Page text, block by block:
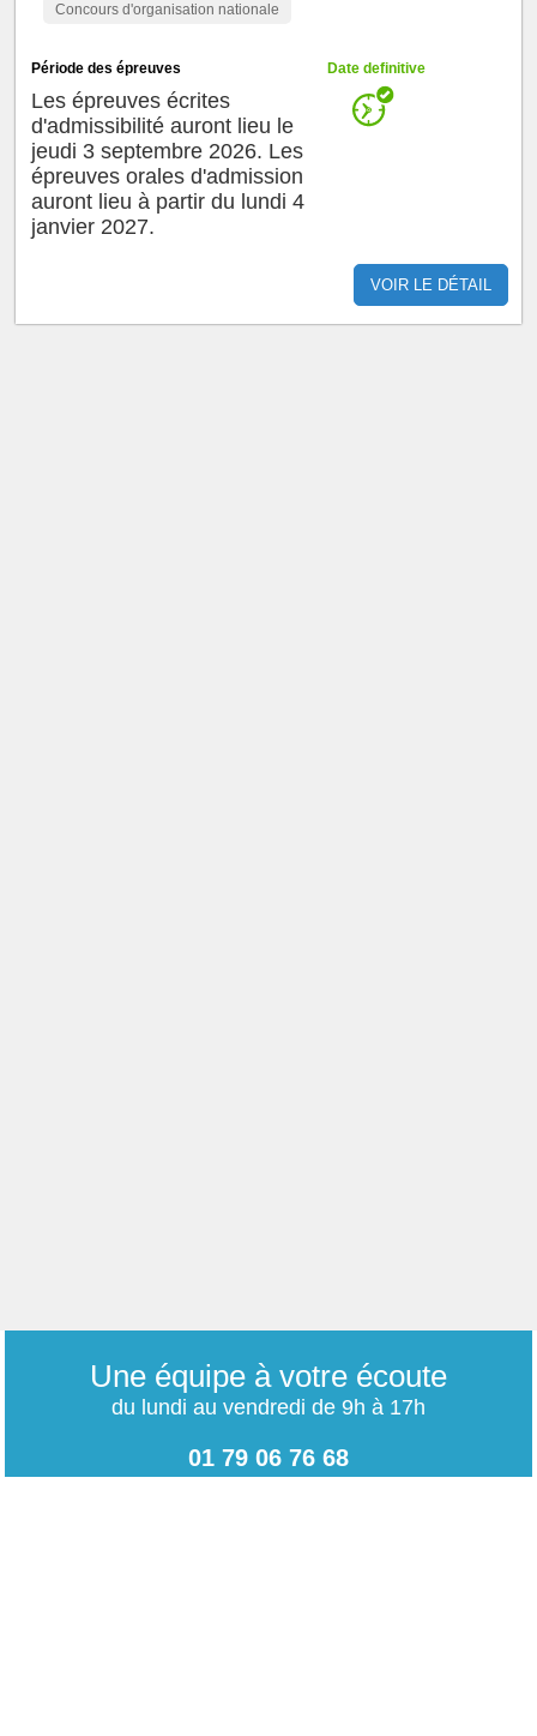
Concours d'organisation nationale
Période des épreuves
Les épreuves écrites
d'admissibilité auront lieu le
jeudi 3 septembre 2026. Les
épreuves orales d'admission
auront lieu à partir du lundi 4
janvier 2027.
Date definitive
VOIR LE DÉTAIL
Une équipe à votre écoute
du lundi au vendredi de 9h à 17h
01 79 06 76 68